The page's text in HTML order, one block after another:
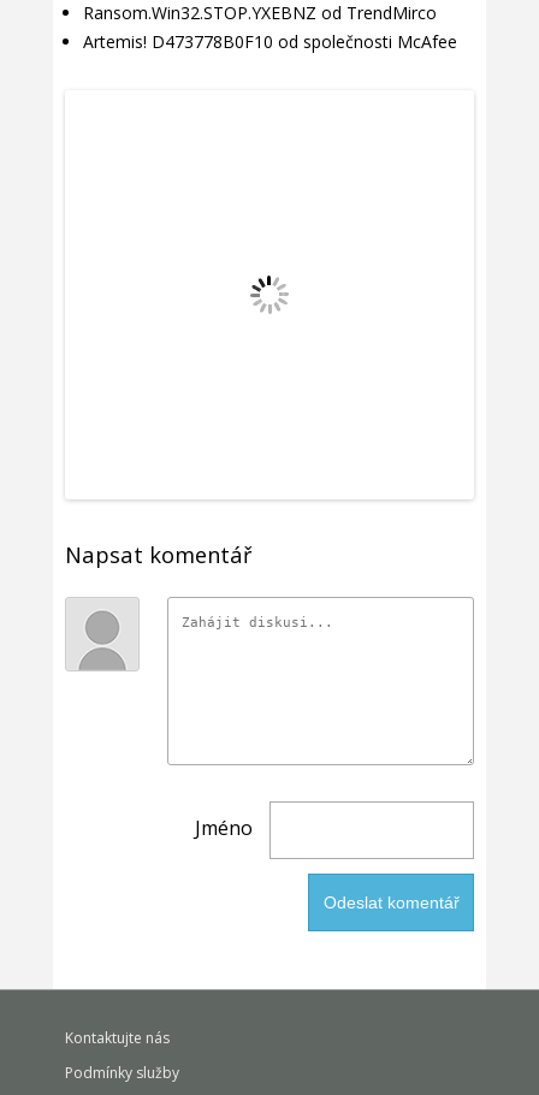
Ransom.Win32.STOP.YXEBNZ od TrendMirco
Artemis! D473778B0F10 od společnosti McAfee
Napsat komentář
Jméno
Kontaktujte nás
Podmínky služby